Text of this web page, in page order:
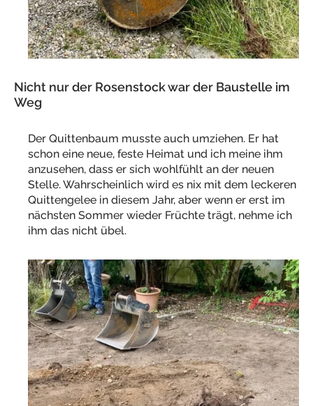
Nicht nur der Rosenstock war der Baustelle im
Weg
Der Quittenbaum musste auch umziehen. Er hat
schon eine neue, feste Heimat und ich meine ihm
anzusehen, dass er sich wohlfühlt an der neuen
Stelle. Wahrscheinlich wird es nix mit dem leckeren
Quittengelee in diesem Jahr, aber wenn er erst im
nächsten Sommer wieder Früchte trägt, nehme ich
ihm das nicht übel.